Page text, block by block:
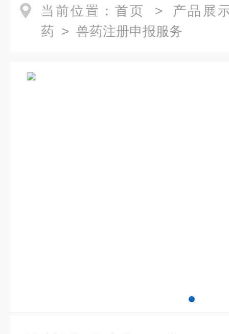
当前位置： 首页 > 产品展
药 > 兽药注册申报服务